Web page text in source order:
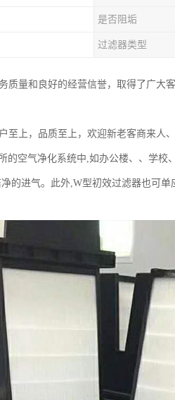
是否阻垢
过滤器类型
质量和良好的经营信誉，取得了广大
上，品质至上，欢迎新老客商来人
的空气净化系统中,如办公楼、、学校
的进气。此外,W型初效过滤器也可